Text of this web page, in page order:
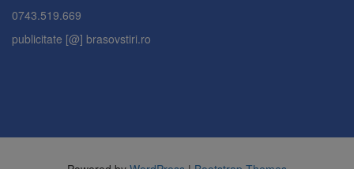
0743.519.669
publicitate [@] brasovstiri.ro